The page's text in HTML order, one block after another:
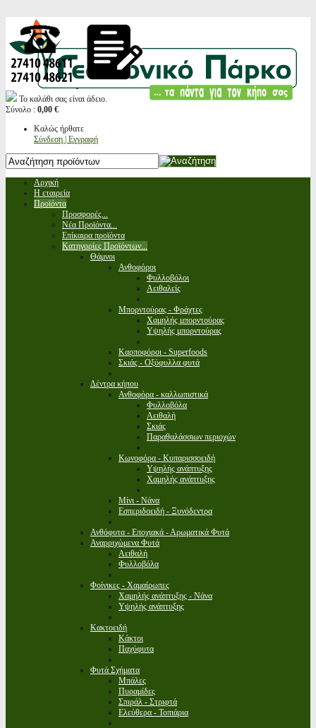
Το καλάθι σας είναι άδειο.
Σύνολο : 0,00 €
Καλώς ήρθατε
Σύνδεση | Εγγραφή
Αρχική
Η εταιρεία
Προϊόντα
Προσφορές...
Νέα Προϊόντα...
Επίκαιρα προϊόντα
Κατηγορίες Προϊόντων...
Θάμνοι
Ανθοφόροι
Φυλλοβόλοι
Αειθαλείς
Μπορντούρας - Φράχτες
Χαμηλής μπορντούρας
Υψηλής μπορντούρας
Καρποφόροι - Superfoods
Σκιάς - Οξύφυλλα φυτά
Δέντρα κήπου
Ανθοφόρα - καλλωπιστικά
Φυλλοβόλα
Αειθαλή
Σκιάς
Παραθαλάσσιων περιοχών
Κωνοφόρα - Κυπαρισσοειδή
Υψηλής ανάπτυξης
Χαμηλής ανάπτυξης
Μίνι - Νάνα
Εσπεριδοειδή - Ξυνόδεντρα
Ανθόφυτα - Εποχιακά - Αρωματικά Φυτά
Αναρριχώμενα Φυτά
Αειθαλή
Φυλλοβόλα
Φοίνικες - Χαμαίρωπες
Χαμηλής ανάπτυξης - Νάνα
Υψηλής ανάπτυξης
Κακτοειδή
Κάκτοι
Παχύφυτα
Φυτά Σχήματα
Μπάλες
Πυραμίδες
Σπιράλ - Στριφτά
Ελεύθερα - Τοπιάρια